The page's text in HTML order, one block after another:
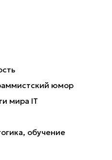
юмор
мира IT
обучение